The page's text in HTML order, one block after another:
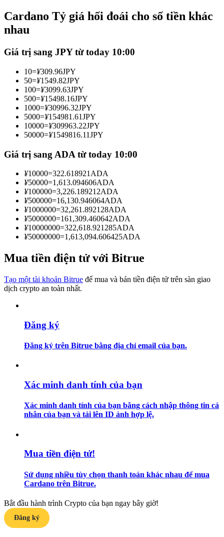
Trở thành Nhà giao dịch Sao chép
Tận hưởng chia sẻ lợi nhuận và hoa hồng giao dịch sao chép
Thông tin
Hướng dẫn
Học cách duy trì lợi nhuận
Cardano Tỷ giá hối đoái cho số tiền khác
nhau
Giá trị sang JPY từ today 10:00
10=¥309.96JPY
50=¥1549.82JPY
100=¥3099.63JPY
500=¥15498.16JPY
1000=¥30996.32JPY
5000=¥154981.61JPY
10000=¥309963.22JPY
50000=¥1549816.11JPY
Giá trị sang ADA từ today 10:00
¥10000=322.618921 ADA
¥50000=1,613.094606ADA
¥100000=3,226.189212ADA
¥500000=16,130.946064ADA
¥1000000=32,261.892128ADA
¥5000000=161,309.460642ADA
¥10000000=322,618.921285ADA
¥50000000=1,613,094.606425ADA
Mua tiền điện tử với Bitrue
Tạo một tài khoản Bitrue để mua và bán tiền điện tử trên sàn giao
dịch crypto an toàn nhất.
Đăng ký
Đăng ký trên Bitrue bằng địa chỉ email của bạn.
Xác minh danh tính của bạn
Xác minh danh tính của bạn bằng cách nhập thông tin cá
nhân của bạn và tải lên ID ảnh hợp lệ.
Mua tiền điện tử!
Sử dụng nhiều tùy chọn thanh toán khác nhau để mua
Cardano trên Bitrue.
Bắt đầu hành trình Crypto của bạn ngay bây giờ!
Đăng ký